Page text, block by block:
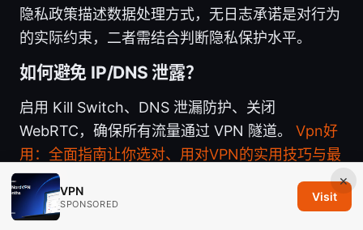
隐私政策描述数据处理方式，无日志承诺是对行为
的实际约束，二者需结合判断隐私保护水平。
如何避免 IP/DNS 泄露？
启用 Kill Switch、DNS 泄漏防护、关闭
WebRTC，确保所有流量通过 VPN 隧道。 Vpn好
用：全面指南让你选对、用对VPN的实用技巧与最
新数据
×
VPN
SPONSORED
Visit